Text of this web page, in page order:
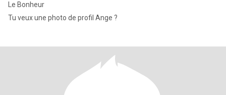
Le Bonheur
Tu veux une photo de profil Ange ?